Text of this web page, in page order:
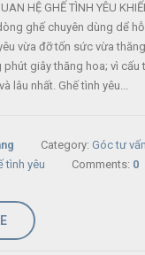
HỆ GHẾ TÌNH YÊU
ghế chuyên dùng dể
vừa đỡ tốn sức vừa
phút giây thăng hoa; vì
lâu nhất. Ghế tình yêu...
Category: Góc tư vấn
tình yêu Comments: 0